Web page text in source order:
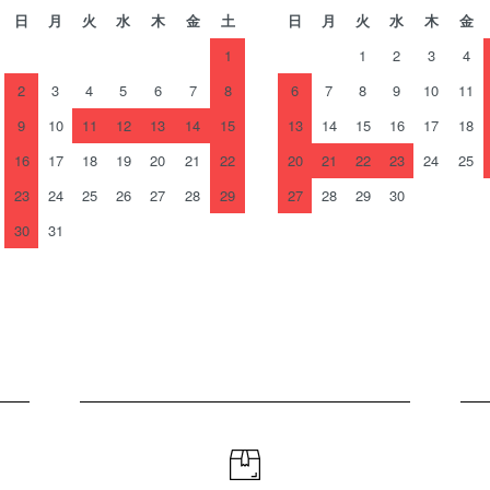
日 月 火 水 木 金
土
1
2
3 4 5 6 7
8
9
10 11 12 13 14
15
16
17 18 19 20 21
22
23
24 25 26 27 28
29
30
31
日 月 火 水 木 金
1
2 3 4
6
7 8 9 10 11
13
14 15 16 17 18
20
21 22 23 24 25
27
28 29 30